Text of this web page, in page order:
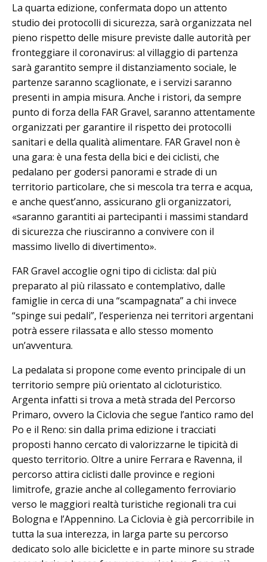
La quarta edizione, confermata dopo un attento
studio dei protocolli di sicurezza, sarà organizzata nel
pieno rispetto delle misure previste dalle autorità per
fronteggiare il coronavirus: al villaggio di partenza
sarà garantito sempre il distanziamento sociale, le
partenze saranno scaglionate, e i servizi saranno
presenti in ampia misura. Anche i ristori, da sempre
punto di forza della FAR Gravel, saranno attentamente
organizzati per garantire il rispetto dei protocolli
sanitari e della qualità alimentare. FAR Gravel non è
una gara: è una festa della bici e dei ciclisti, che
pedalano per godersi panorami e strade di un
territorio particolare, che si mescola tra terra e acqua,
e anche quest’anno, assicurano gli organizzatori,
«saranno garantiti ai partecipanti i massimi standard
di sicurezza che riusciranno a convivere con il
massimo livello di divertimento».
FAR Gravel accoglie ogni tipo di ciclista: dal più
preparato al più rilassato e contemplativo, dalle
famiglie in cerca di una “scampagnata” a chi invece
“spinge sui pedali”, l’esperienza nei territori argentani
potrà essere rilassata e allo stesso momento
un’avventura.
La pedalata si propone come evento principale di un
territorio sempre più orientato al cicloturistico.
Argenta infatti si trova a metà strada del Percorso
Primaro, ovvero la Ciclovia che segue l’antico ramo del
Po e il Reno: sin dalla prima edizione i tracciati
proposti hanno cercato di valorizzarne le tipicità di
questo territorio. Oltre a unire Ferrara e Ravenna, il
percorso attira ciclisti dalle province e regioni
limitrofe, grazie anche al collegamento ferroviario
verso le maggiori realtà turistiche regionali tra cui
Bologna e l’Appennino. La Ciclovia è già percorribile in
tutta la sua interezza, in larga parte su percorso
dedicato solo alle biciclette e in parte minore su strade